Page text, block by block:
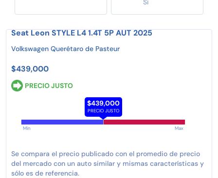
Seat Leon STYLE L4 1.4T 5P AUT 2025
Volkswagen Querétaro de Pasteur
$439,000
PRECIO JUSTO
$439,000
PRECIO JUSTO
Min Max
Se compara el precio publicado con el promedio de precio
del mercado con un auto similar y mismas características y
sólo es de referencia.